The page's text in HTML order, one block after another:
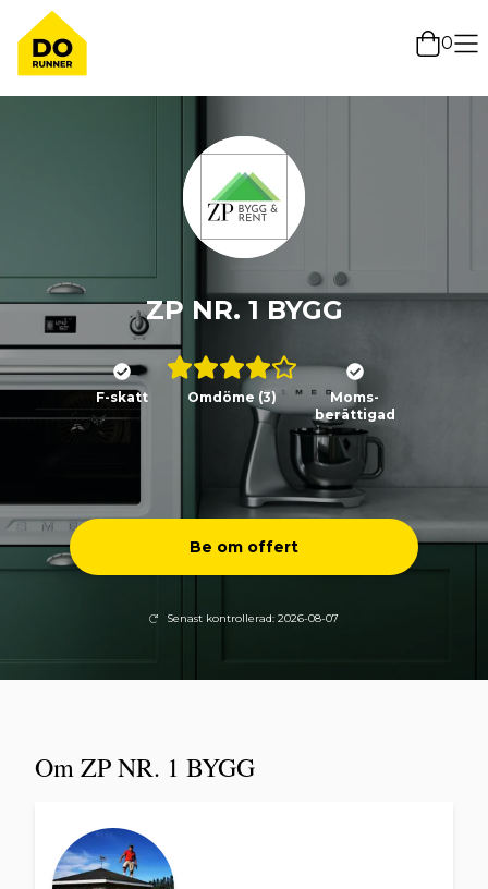
0
ZP NR. 1 BYGG
F-skatt Omdöme (3)
Moms-
berättigad
Be om offert
Senast kontrollerad: 2026-08-07
Om ZP NR. 1 BYGG